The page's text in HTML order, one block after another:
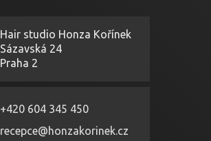
Hair studio Honza Kořínek
Sázavská 24
Praha 2
+420 604 345 450
recepce@honzakorinek.cz